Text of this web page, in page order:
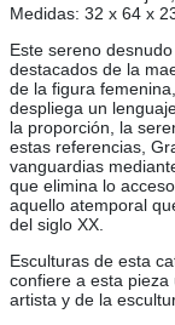
Medidas: 32 x 64 x
Este sereno
destacados de la
de la figura
despliega un
la proporción, la
estas referencias,
vanguardias
que elimina lo
aquello atemporal
del siglo XX.
Esculturas de esta
confiere a esta
artista y de la